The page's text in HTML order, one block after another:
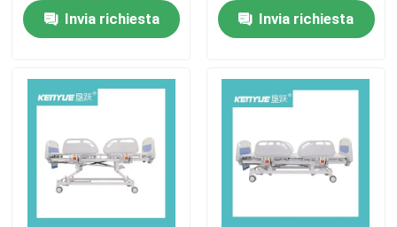
Casa
Visita alla fabbrica
Invia richiesta
Invia richiesta